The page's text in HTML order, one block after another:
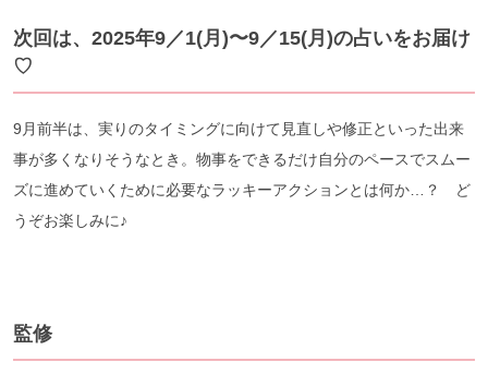
次回は、2025年9／1(月 )〜9／15(月 )の占いをお届け
♡
9月前半は、実りのタイミングに向けて見直しや修正といった出来
事が多くなりそうなとき。物事をできるだけ自分のペースでスムー
ズに進めていくために必要なラッキーアクションとは何か…？ ど
うぞお楽しみに♪
監修